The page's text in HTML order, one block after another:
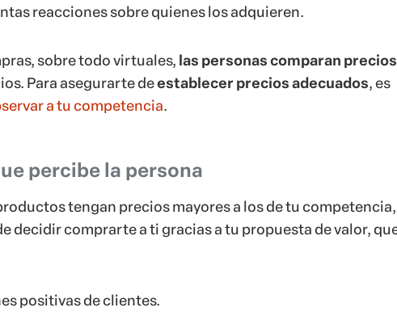
reacciones sobre quienes los adquieren.
sobre todo virtuales, las personas comparan precios
Para asegurarte deestablecer precios adecuados, es
a tu competencia.
percibe la persona
tengan precios mayores a los de tu competencia,
decidir comprarte a ti gracias a tu propuesta de valor,
positivas de clientes.